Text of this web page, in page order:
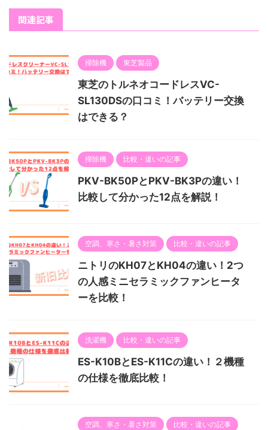
関連記事
掃除機 東芝製品
東芝のトルネオコードレスVC-
SL130DSの口コミ！バッテリー交換
はできる？
掃除機 比較・違いの記事
PKV-BK50PとPKV-BK3Pの違い！
比較して分かった12点を解説！
空調、寒さ・暑さ対策 比較・違いの記事
ニトリのKH07とKH04の違い！2つ
の人感ミニセラミックファンヒータ
ーを比較！
洗濯機 比較・違いの記事
ES-K10BとES-K11Cの違い！２機種
の仕様を徹底比較！
空調、寒さ・暑さ対策 比較・違いの記事